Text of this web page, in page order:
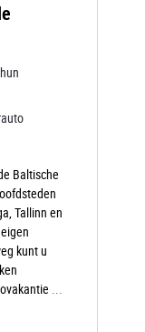
Baltische
Tallinn en
kunt u
...